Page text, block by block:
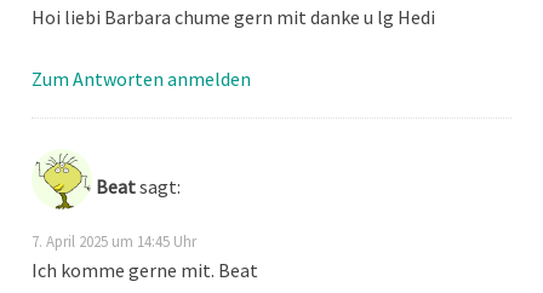
Hoi liebi Barbara chume gern mit danke u lg Hedi
Zum Antworten anmelden
Beatsagt:
7. April 2025 um 14:45 Uhr
Ich komme gerne mit. Beat